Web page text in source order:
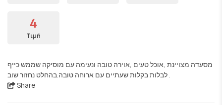
4
Τιμή
מסעדה מצויינת ,אוכל טעים ,אוירה טובה ונעימה עם מוסיקה שממש כייף
לבלות בקלות שעתיים עם ארוחה טובה.בהחלט נחזור שוב .
Share